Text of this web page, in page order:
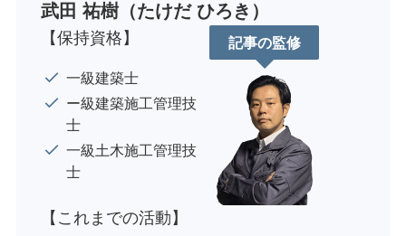
武田 祐樹（たけだ ひろき）
【保持資格】
一級建築士
ー級建築施工管理技
士
一級土木施工管理技
士
記事の監修
【これまでの活動】